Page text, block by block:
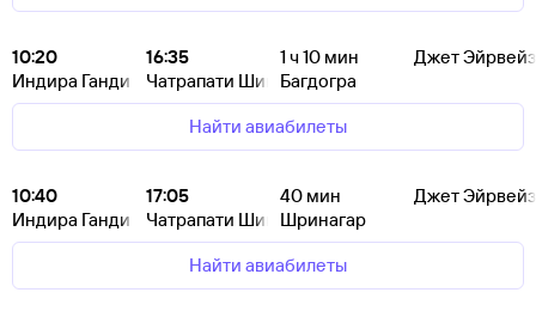
10:20
Индира Ганди
16:35
Чатрапати Шиваджи
1ч 10 мин
Багдогра
Джет Эйрвейз
Найти авиабилеты
10:40
Индира Ганди
17:05
Чатрапати Шиваджи
40 мин
Шринагар
Джет Эйрвейз
Найти авиабилеты